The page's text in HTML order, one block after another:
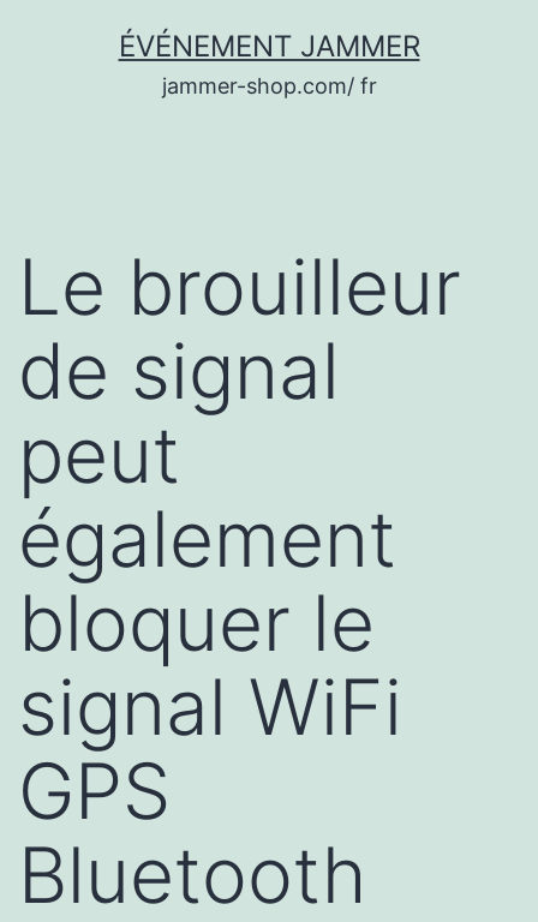
ÉVÉNEMENT JAMMER
jammer-shop.com/ fr
Le brouilleur
de signal
peut
également
bloquer le
signal WiFi
GPS
Bluetooth